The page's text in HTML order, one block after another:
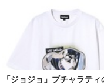
「ジョジョ」ブチャラティ